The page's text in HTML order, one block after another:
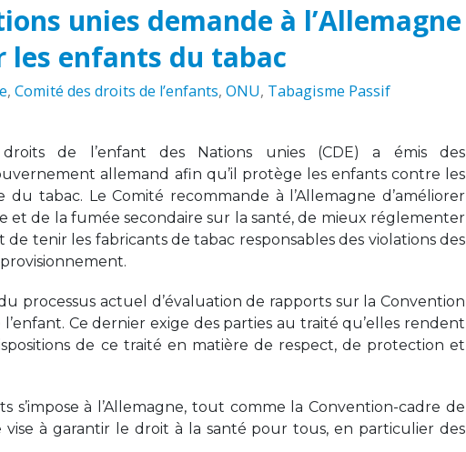
unies demande à l’Allemagne
les enfants du tabac
,Comité des droits de l’enfants,ONU, Tabagisme Passif
de l’enfant des Nations unies (CDE) a émis des
allemand afin qu’il protège les enfants contre les
tabac. Le Comité recommande à l’Allemagne d’améliorer
et de la fumée secondaire sur la santé, de mieux réglementer
tenir les fabricants de tabac responsables des violations des
processus actuel d’évaluation de rapports sur la Convention
Ce dernier exige des parties au traité qu’elles rendent
de ce traité en matière de respect, de protection et
s’impose à l’Allemagne, tout comme la Convention-cadre de
vise à garantir le droit à la santé pour tous, en particulier des